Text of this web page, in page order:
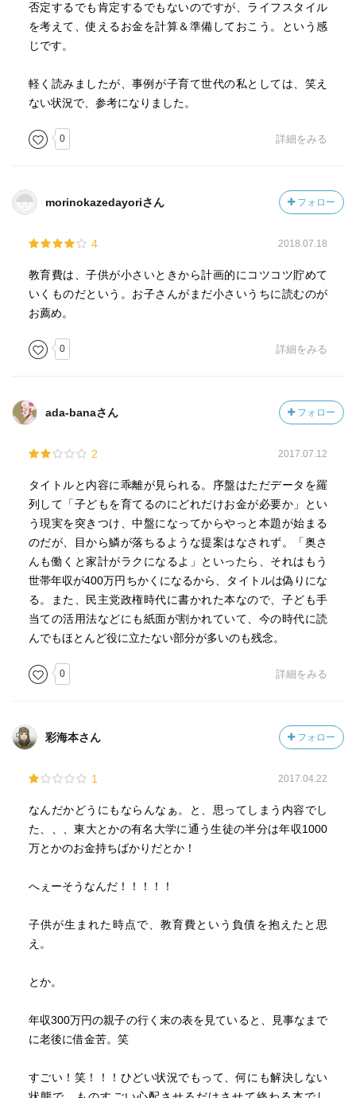
否定するでも肯定するでもないのですが、ライフスタイル
を考えて、使えるお金を計算＆準備しておこう。という感
じです。
軽く読みましたが、事例が子育て世代の私としては、笑え
ない状況で、参考になりました。
0 詳細をみる
morinokazedayoriさん フォロー
4 2018.07.18
教育費は、子供が小さいときから計画的にコツコツ貯めて
いくものだという。お子さんがまだ小さいうちに読むのが
お薦め。
0 詳細をみる
ada-banaさん フォロー
2 2017.07.12
タイトルと内容に乖離が見られる。序盤はただデータを羅
列して「子どもを育てるのにどれだけお金が必要か」とい
う現実を突きつけ、中盤になってからやっと本題が始まる
のだが、目から鱗が落ちるような提案はなされず。「奥さ
んも働くと家計がラクになるよ」といったら、それはもう
世帯年収が400万円ちかくになるから、タイトルは偽りにな
る。また、民主党政権時代に書かれた本なので、子ども手
当ての活用法などにも紙面が割かれていて、今の時代に読
んでもほとんど役に立たない部分が多いのも残念。
0 詳細をみる
彩海本さん フォロー
1 2017.04.22
なんだかどうにもならんなぁ。と、思ってしまう内容でし
た、、、東大とかの有名大学に通う生徒の半分は年収1000
万とかのお金持ちばかりだとか！
へぇーそうなんだ！！！！！
子供が生まれた時点で、教育費という負債を抱えたと思
え。
とか。
年収300万円の親子の行く末の表を見ていると、見事なまで
に老後に借金苦。笑
すごい！笑！！！ひどい状況でもって、何にも解決しない